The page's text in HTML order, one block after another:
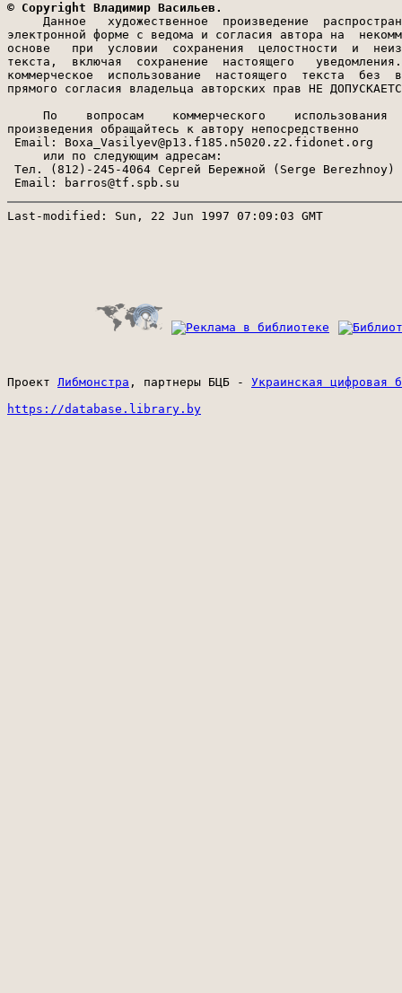
© Copyright Владимир Васильев.
Данное   художественное  произведение
электронной форме с ведома и согласия автора на
основе   при  условии  сохранения  целостности  и
текста,  включая  сохранение  настоящего
коммерческое  использование  настоящего  текста  без
прямого согласия владельца авторских прав НЕ
По    вопросам    коммерческого    использования
произведения обращайтесь к автору непосредственно
Email: Boxa_Vasilyev@p13.f185.n5020.z2.fidonet.org
     или по следующим адресам:
Тел. (812)-245-4064 Сергей Бережной (Serge Berezhnoy)
Last-modified: Sun, 22 Jun 1997 07:09:03 GMT
Проект Либмонстра , партнеры БЦБ - Украинская цифровая
https://database.library.by